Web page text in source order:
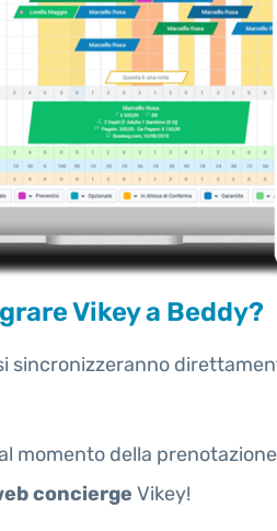
Vikey a Beddy?
sincronizzeranno
momento della
concierge Vikey!